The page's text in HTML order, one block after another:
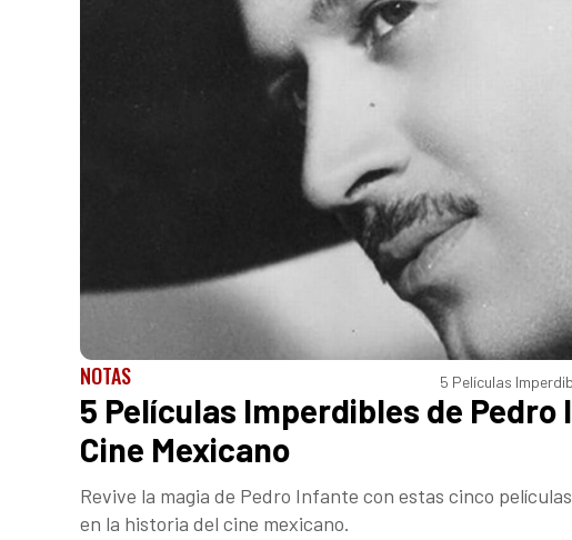
5 Películas
NOTAS
5 Películas Imperdibles de
Cine Mexicano
Revive la magia de Pedro Infante con estas cinco
en la historia del cine mexicano.